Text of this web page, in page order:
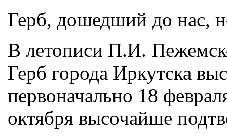
Герб, дошедший до нас,
В летописи П.И.
Герб города Иркутска
первоначально 18
октября высочайше